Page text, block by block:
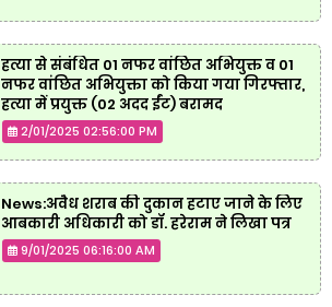
हत्या से संबंधित 01 नफर वांछित अभियुक्त व 01
नफर वांछित अभियुक्ता को किया गया गिरफ्तार,
हत्या में प्रयुक्त (02 अदद ईंट) बरामद
2/01/2025 02:56:00 PM
News:अवैध शराब की दुकान हटाए जाने के लिए
आबकारी अधिकारी को डॉ. हरेराम ने लिखा पत्र
9/01/2025 06:16:00 AM